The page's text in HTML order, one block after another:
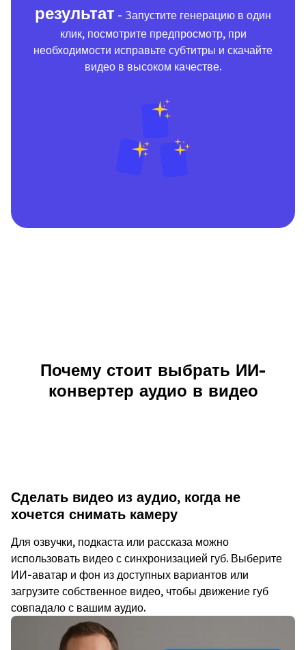
результат - Запустите генерацию в один
клик, посмотрите предпросмотр, при
необходимости исправьте субтитры и скачайте
видео в высоком качестве.
Почему стоит выбрать ИИ-
конвертер аудио в видео
Сделать видео из аудио, когда не
хочется снимать камеру
Для озвучки, подкаста или рассказа можно
использовать видео с синхронизацией губ. Выберите
ИИ-аватар и фон из доступных вариантов или
загрузите собственное видео, чтобы движение губ
совпадало с вашим аудио.